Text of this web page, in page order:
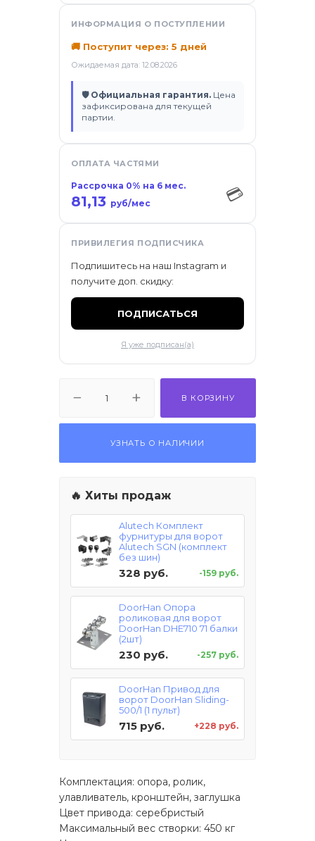
ИНФОРМАЦИЯ О ПОСТУПЛЕНИИ
🚚 Поступит через: 5 дней
Ожидаемая дата: 12.08.2026
🛡 Официальная гарантия. Цена
зафиксирована для текущей
партии.
ОПЛАТА ЧАСТЯМИ
Рассрочка 0% на 6 мес.
81,13 руб/мес 💳
ПРИВИЛЕГИЯ ПОДПИСЧИКА
Подпишитесь на наш Instagram и
получите доп. скидку:
ПОДПИСАТЬСЯ
Я уже подписан(а)
В КОРЗИНУ
УЗНАТЬ О НАЛИЧИИ
🔥 Хиты продаж
Alutech Комплект
фурнитуры для ворот
Alutech SGN (комплект
без шин)
328 руб. -159 руб.
DoorHan Опора
роликовая для ворот
DoorHan DHE710 71 балки
(2шт)
230 руб. -257 руб.
DoorHan Привод для
ворот DoorHan Sliding-
500/1 (1 пульт)
715 руб. +228 руб.
Комплектация: опора, ролик,
улавливатель, кронштейн, заглушка
Цвет привода: серебристый
Максимальный вес створки: 450 кг